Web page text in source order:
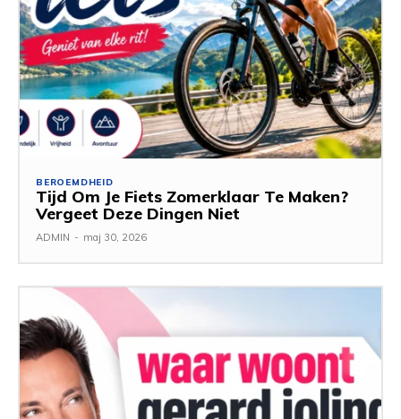
BEROEMDHEID
Tijd Om Je Fiets Zomerklaar Te Maken?
Vergeet Deze Dingen Niet
ADMIN - maj 30, 2026